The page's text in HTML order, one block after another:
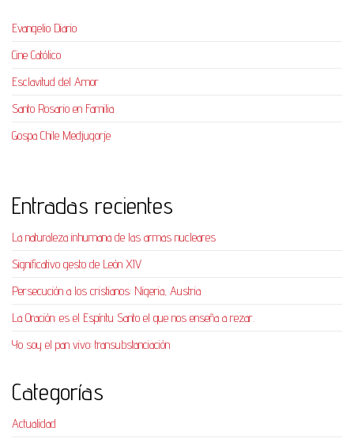
Evangelio Diario
Cine Católico
Esclavitud del Amor
Santo Rosario en Familia
Gospa Chile Medjugorje
Entradas recientes
La naturaleza inhumana de las armas nucleares
Significativo gesto de León XIV
Persecución a los cristianos: Nigeria, Austria
La Oración: es el Espíritu Santo el que nos enseña a rezar.
Yo soy el pan vivo: transubstanciación
Categorías
Actualidad